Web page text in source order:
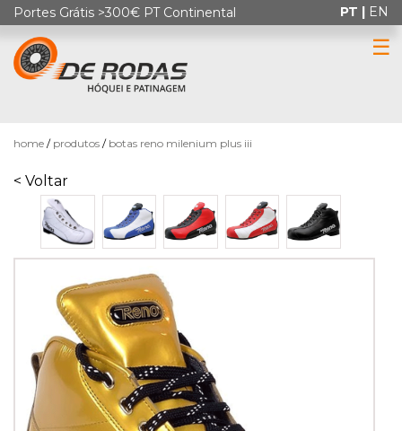
Portes Grátis >300€ PT Continental
PATINS
PATINAGEM
☰
PT | EN
home produtos botas reno milenium plus iii
< Voltar